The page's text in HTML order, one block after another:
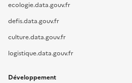
ecologie.data.gouv.fr
defis.data.gouv.fr
culture.data.gouv.fr
logistique.data.gouv.fr
Développement